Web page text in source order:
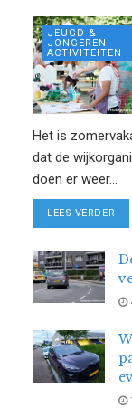
JEUGD &
JONGEREN
ACTIVITEITEN
Het is
dat de
doen er weer...
LEES VERDER